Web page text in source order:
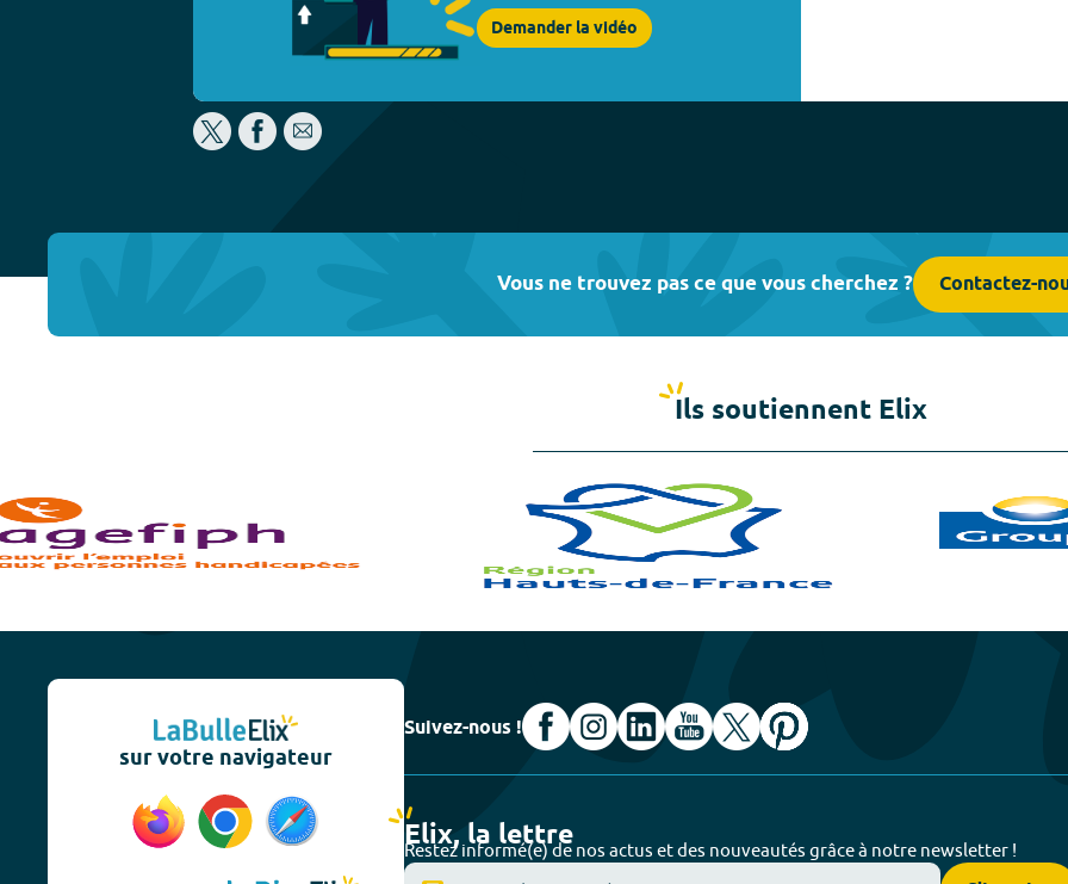
Demander la vidéo
Vous ne trouvez pas ce que vous cherchez ? Contactez-
Ils soutiennent Elix
sur votre navigateur
Suivez-nous !
Elix, la lettre
Restez informé(e) de nos actus et des nouveautés grâce à notre newsletter !